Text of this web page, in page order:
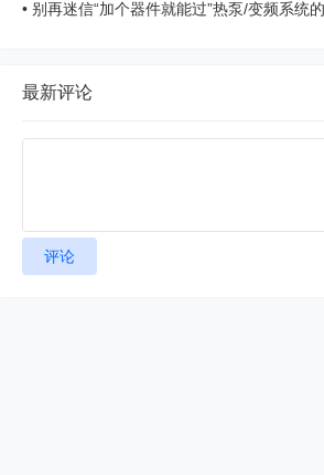
CE认证-电磁兼容 ...
• 别再迷信“加个器件就能过”热泵/变频系统
最新评论
评论